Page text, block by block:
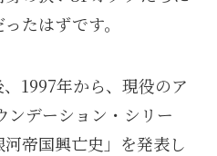
たはずです。
1997年から、現役のア
ンデーション・シリー
帝国興亡史」を発表し